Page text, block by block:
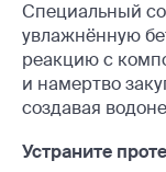
Специальный
увлажнённую
реакцию с
и намертво
создавая
Устраните